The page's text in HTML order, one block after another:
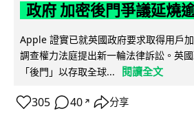
政府 加密後門爭議延燒
Apple 證實已就英國政府要求取得用戶
調查權力法庭提出新一輪法律訴訟。英
「後門」以存取全球...
閱讀全文
305 40 ↗ 分享